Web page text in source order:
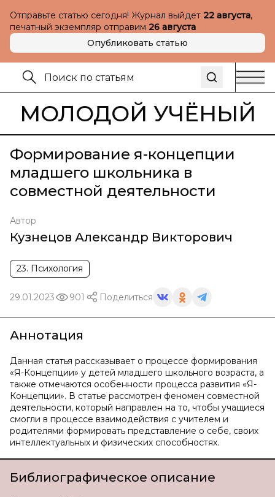
Отправьте статью сегодня! Журнал выйдет 22 августа,
печатный экземпляр отправим 26 августа
Опубликовать статью
МОЛОДОЙ УЧЁНЫЙ
Формирование я-концепции
младшего школьника в
совместной деятельности
Автор
Кузнецов Александр Викторович
23. Психология
29.01.2023 901 Поделиться
Аннотация
Данная статья рассказывает о процессе формирования
«Я-Концепции» у детей младшего школьного возраста, а
также отмечаются особенности процесса развития «Я-
Концепции». В статье рассмотрен феномен совместной
деятельности, который направлен на то, чтобы учащиеся
смогли в процессе взаимодействия с учителем и
родителями формировать представление о себе, своих
интеллектуальных и физических способностях.
Библиографическое описание